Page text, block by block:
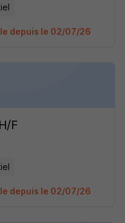
depuis le 02/07/26
F
depuis le 02/07/26